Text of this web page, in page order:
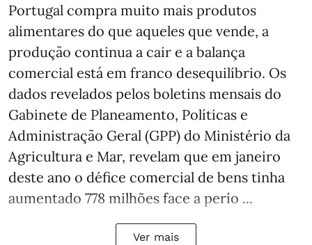
Portugal compra muito mais produtos
alimentares do que aqueles que vende, a
produção continua a cair e a balança
comercial está em franco desequilíbrio. Os
dados revelados pelos boletins mensais do
Gabinete de Planeamento, Políticas e
Administração Geral (GPP) do Ministério da
Agricultura e Mar, revelam que em janeiro
deste ano o défice comercial de bens tinha
aumentado 778 milhões face a perío ...
Ver mais